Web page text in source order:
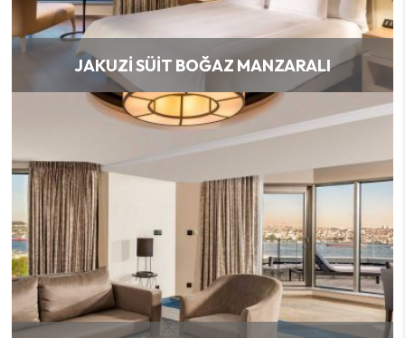
JAKUZI SÜIT BOĞAZ MANZARALI